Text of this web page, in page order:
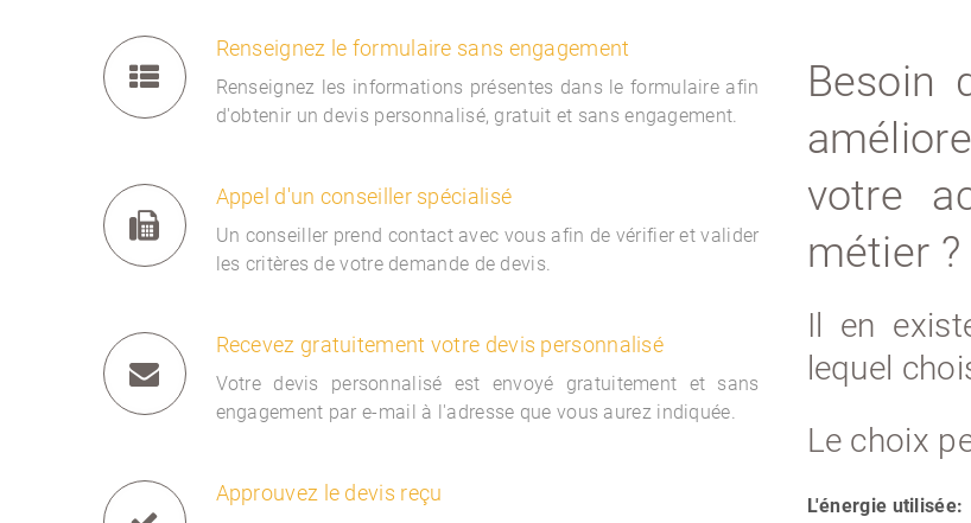
Renseignez le formulaire sans engagement
Renseignez les informations présentes dans le formulaire afin
d'obtenir un devis personnalisé, gratuit et sans engagement.
Appel d'un conseiller spécialisé
Un conseiller prend contact avec vous afin de vérifier et valider
les critères de votre demande de devis.
Recevez gratuitement votre devis personnalisé
Votre devis personnalisé est envoyé gratuitement et sans
engagement par e-mail à l'adresse que vous aurez indiquée.
Approuvez le devis reçu
Besoin
votre
métier ?
Il en
lequel
Le choix
L'énergie utilisée: